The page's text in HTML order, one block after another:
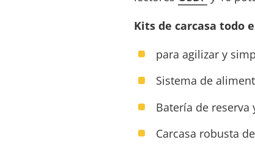
Kits de carcasa todo
para agilizar y
Sistema de
Batería de reserva
Carcasa robusta